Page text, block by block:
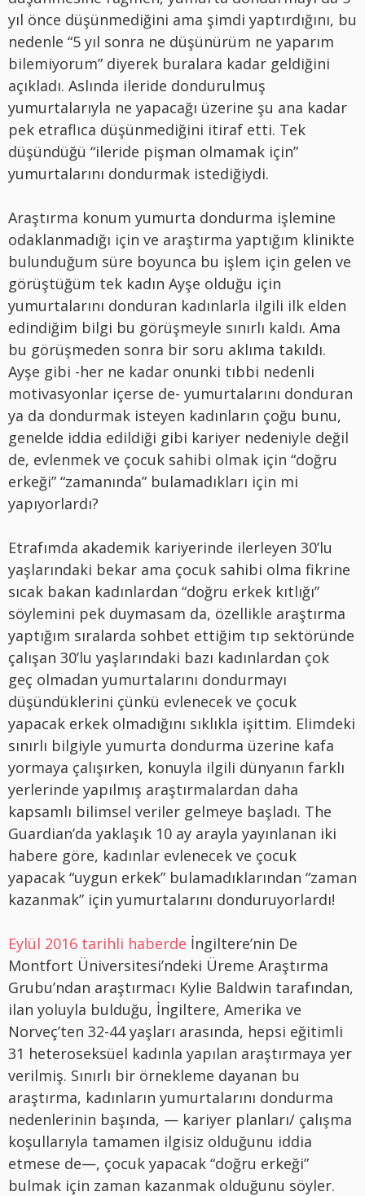
yıl önce düşünmediğini ama şimdi yaptırdığını, bu
nedenle “5 yıl sonra ne düşünürüm ne yaparım
bilemiyorum” diyerek buralara kadar geldiğini
açıkladı. Aslında ileride dondurulmuş
yumurtalarıyla ne yapacağı üzerine şu ana kadar
pek etraflıca düşünmediğini itiraf etti. Tek
düşündüğü “ileride pişman olmamak için”
yumurtalarını dondurmak istediğiydi.
Araştırma konum yumurta dondurma işlemine
odaklanmadığı için ve araştırma yaptığım klinikte
bulunduğum süre boyunca bu işlem için gelen ve
görüştüğüm tek kadın Ayşe olduğu için
yumurtalarını donduran kadınlarla ilgili ilk elden
edindiğim bilgi bu görüşmeyle sınırlı kaldı. Ama
bu görüşmeden sonra bir soru aklıma takıldı.
Ayşe gibi -her ne kadar onunki tıbbi nedenli
motivasyonlar içerse de- yumurtalarını donduran
ya da dondurmak isteyen kadınların çoğu bunu,
genelde iddia edildiği gibi kariyer nedeniyle değil
de, evlenmek ve çocuk sahibi olmak için “doğru
erkeği” “zamanında” bulamadıkları için mi
yapıyorlardı?
Etrafımda akademik kariyerinde ilerleyen 30’lu
yaşlarındaki bekar ama çocuk sahibi olma fikrine
sıcak bakan kadınlardan “doğru erkek kıtlığı”
söylemini pek duymasam da, özellikle araştırma
yaptığım sıralarda sohbet ettiğim tıp sektöründe
çalışan 30’lu yaşlarındaki bazı kadınlardan çok
geç olmadan yumurtalarını dondurmayı
düşündüklerini çünkü evlenecek ve çocuk
yapacak erkek olmadığını sıklıkla işittim. Elimdeki
sınırlı bilgiyle yumurta dondurma üzerine kafa
yormaya çalışırken, konuyla ilgili dünyanın farklı
yerlerinde yapılmış araştırmalardan daha
kapsamlı bilimsel veriler gelmeye başladı. The
Guardian’da yaklaşık 10 ay arayla yayınlanan iki
habere göre, kadınlar evlenecek ve çocuk
yapacak “uygun erkek” bulamadıklarından “zaman
kazanmak” için yumurtalarını donduruyorlardı!
Eylül 2016 tarihli haberde İngiltere’nin De
Montfort Üniversitesi’ndeki Üreme Araştırma
Grubu’ndan araştırmacı Kylie Baldwin tarafından,
ilan yoluyla bulduğu, İngiltere, Amerika ve
Norveç’ten 32-44 yaşları arasında, hepsi eğitimli
31 heteroseksüel kadınla yapılan araştırmaya yer
verilmiş. Sınırlı bir örnekleme dayanan bu
araştırma, kadınların yumurtalarını dondurma
nedenlerinin başında, — kariyer planları/ çalışma
koşullarıyla tamamen ilgisiz olduğunu iddia
etmese de—, çocuk yapacak “doğru erkeği”
bulmak için zaman kazanmak olduğunu söyler.